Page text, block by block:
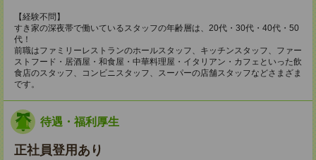
【経験不問】
すき家の深夜帯で働いているスタッフの年齢層は、20代・30代・40代・50
代！
前職はファミリーレストランのホールスタッフ、キッチンスタッフ、ファー
ストフード・居酒屋・和食屋・中華料理屋・イタリアン・カフェといった飲
食店のスタッフ、コンビニスタッフ、スーパーの店舗スタッフなどさまざま
です。
待遇・福利厚生
正社員登用あり